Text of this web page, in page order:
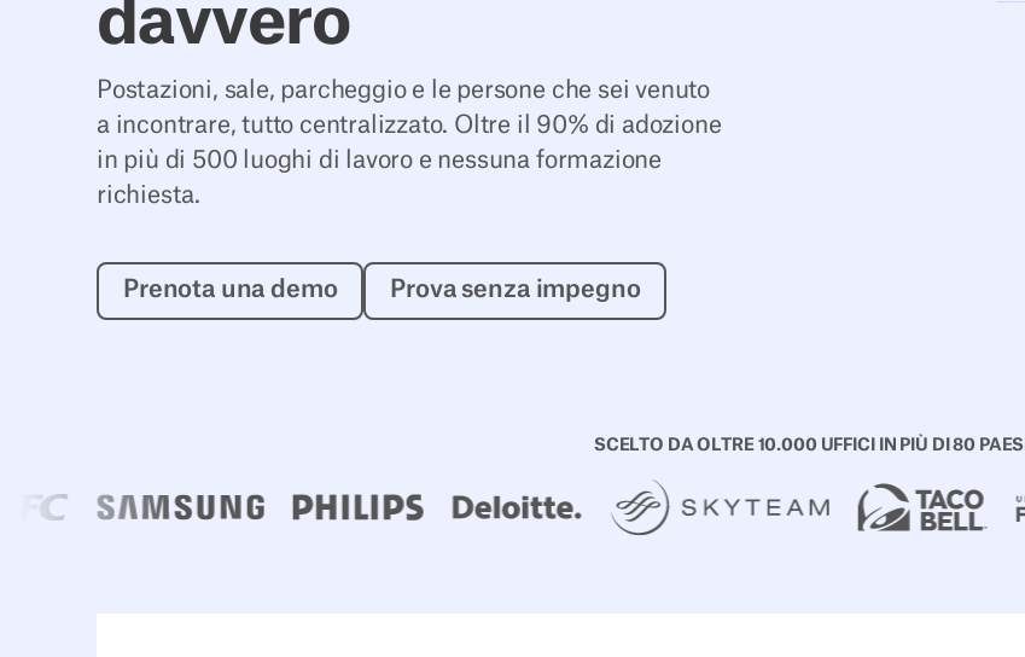
davvero
Postazioni, sale, parcheggio e le persone che sei venuto
a incontrare, tutto centralizzato. Oltre il 90% di adozione
in più di 500 luoghi di lavoro e nessuna formazione
richiesta.
Prenota una demo
Prenota una demo
Prova senza impegno
Prova senza impegno
SCELTO DA OLTRE 10.000 UFFICI IN PIÙ DI 80 PAESI